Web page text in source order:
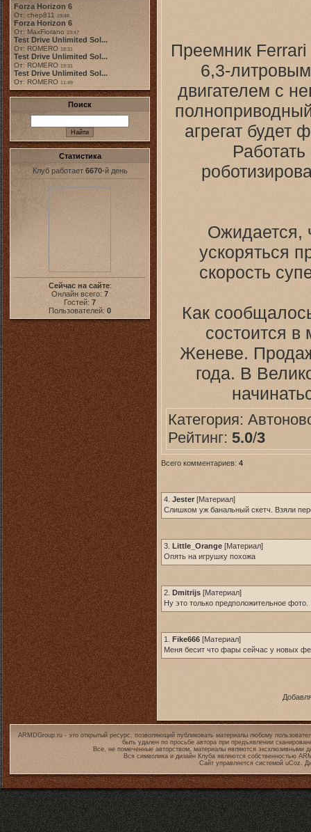
Forza Horizon 6
От: chep811 19:48
Forza Horizon 6
От: MaxFiorano 23:47
Test Drive Unlimited Sol...
От: ROMERO 18:31
Test Drive Unlimited Sol...
От: ROMERO 19:31
Test Drive Unlimited Sol...
От: ROMERO 11:49
Поиск
Статистика
Клуб работает 6670-й день
Сейчас на сайте:
Онлайн всего: 7
Гостей: 7
Пользователей: 0
Преемник
6,3-
двигателем с
агрегат
Ожидается,
ускоряться
скорость
Как
состоится
Женеве.
года. В
Категория:
Рейтинг: 5.0/3
Всего комментариев: 4
4. Jester [Материал]
Слишком уж банальный скетч. Взяли
3. Little_Orange [Материал]
Опять на игрушку похожа
2. Dmitrijs [Материал]
Ну это только предположительное фото.
1. Fike666 [Материал]
Меня бесит что фары сейчас у новых
ARMDGroup.ru - это открытый ресурс, позволяющий публиковать материалы любому
быть удален по просьбе автора при предъявлении
Все, не помеченные авторством, материалы являются эксклюзивными
Вся символика и дизайн Клуба являются собственностью
Сайт управляется системой uCoz.